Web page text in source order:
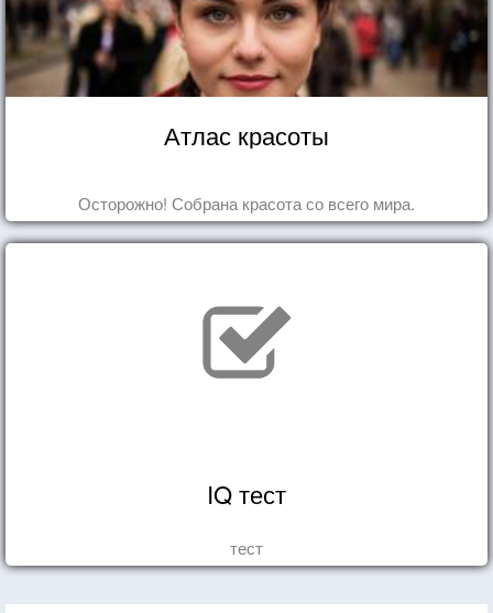
Атлас красоты
Осторожно! Собрана красота со всего мира.
IQ тест
тест